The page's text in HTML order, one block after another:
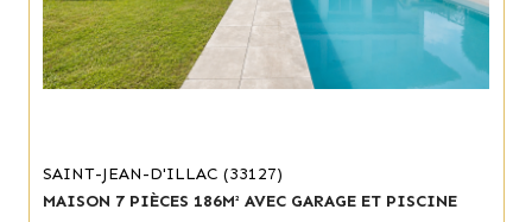
SAINT-JEAN-D'ILLAC (33127)
MAISON 7 PIÈCES 186M² AVEC GARAGE ET PISCINE